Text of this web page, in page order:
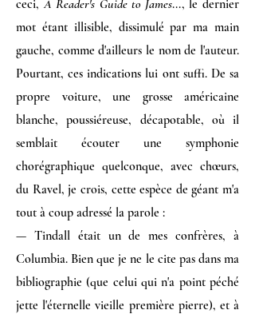
ceci,A Reader's Guide to James..., le dernier
mot étant illisible, dissimulé par ma main
gauche, comme d'ailleurs le nom de l'auteur.
Pourtant, ces indications lui ont suffi. De sa
propre voiture, une grosse américaine
blanche, poussiéreuse, décapotable, où il
semblait écouter une symphonie
chorégraphique quelconque, avec chœurs,
du Ravel, je crois, cette espèce de géant m'a
tout à coup adressé la parole :
— Tindall était un de mes confrères, à
Columbia. Bien que je ne le cite pas dans ma
bibliographie (que celui qui n'a point péché
jette l'éternelle vieille première pierre), et à